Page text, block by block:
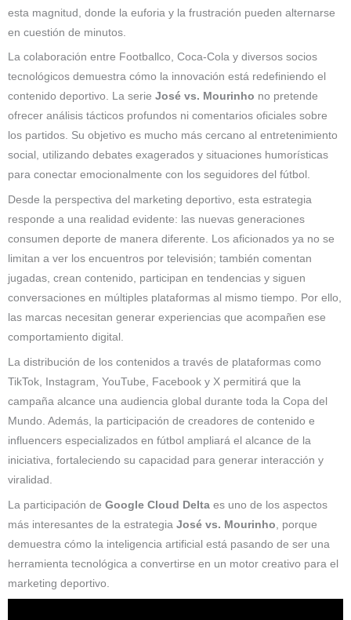
esta magnitud, donde la euforia y la frustración pueden alternarse
en cuestión de minutos.
La colaboración entre Footballco, Coca-Cola y diversos socios
tecnológicos demuestra cómo la innovación está redefiniendo el
contenido deportivo. La serie José vs. Mourinho no pretende
ofrecer análisis tácticos profundos ni comentarios oficiales sobre
los partidos. Su objetivo es mucho más cercano al entretenimiento
social, utilizando debates exagerados y situaciones humorísticas
para conectar emocionalmente con los seguidores del fútbol.
Desde la perspectiva del marketing deportivo, esta estrategia
responde a una realidad evidente: las nuevas generaciones
consumen deporte de manera diferente. Los aficionados ya no se
limitan a ver los encuentros por televisión; también comentan
jugadas, crean contenido, participan en tendencias y siguen
conversaciones en múltiples plataformas al mismo tiempo. Por ello,
las marcas necesitan generar experiencias que acompañen ese
comportamiento digital.
La distribución de los contenidos a través de plataformas como
TikTok, Instagram, YouTube, Facebook y X permitirá que la
campaña alcance una audiencia global durante toda la Copa del
Mundo. Además, la participación de creadores de contenido e
influencers especializados en fútbol ampliará el alcance de la
iniciativa, fortaleciendo su capacidad para generar interacción y
viralidad.
La participación de Google Cloud Delta es uno de los aspectos
más interesantes de la estrategia José vs. Mourinho , porque
demuestra cómo la inteligencia artificial está pasando de ser una
herramienta tecnológica a convertirse en un motor creativo para el
marketing deportivo.